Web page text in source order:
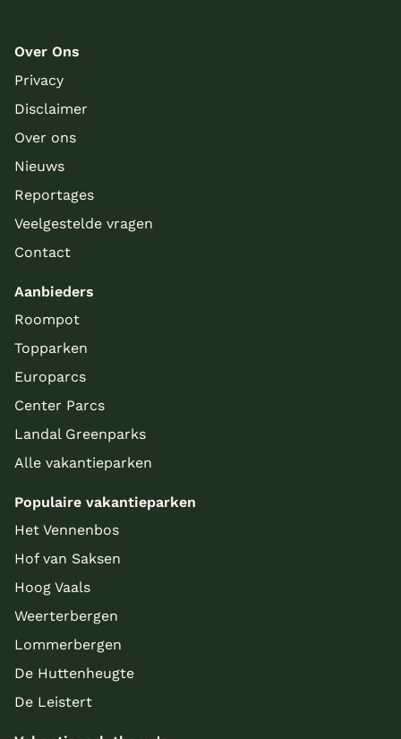
Over Ons
Privacy
Disclaimer
Over ons
Nieuws
Reportages
Veelgestelde vragen
Contact
Aanbieders
Roompot
Topparken
Europarcs
Center Parcs
Landal Greenparks
Alle vakantieparken
Populaire vakantieparken
Het Vennenbos
Hof van Saksen
Hoog Vaals
Weerterbergen
Lommerbergen
De Huttenheugte
De Leistert